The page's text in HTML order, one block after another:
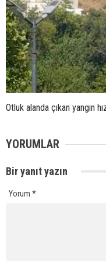
Otluk alanda çıkan yangın
YORUMLAR
Bir yanıt yazın
Yorum *